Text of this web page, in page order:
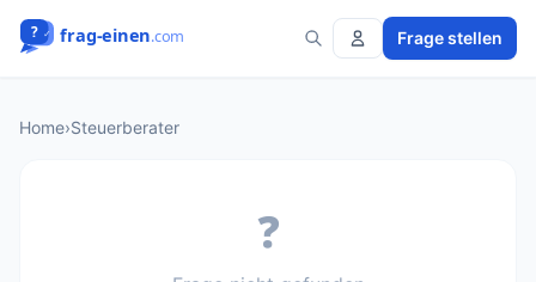
Frage stellen
Home›Steuerberater
❓